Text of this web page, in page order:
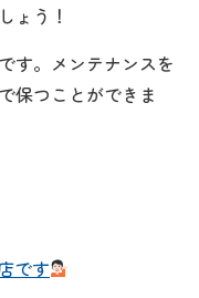
ょう！
す。メンテナンスを
保つことができま
です